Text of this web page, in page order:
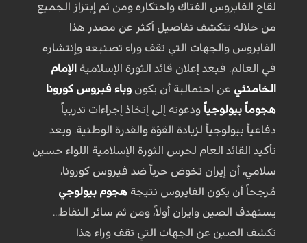
لقاح الفايروس الفتاك واحتكاره ومن ثم إبتزاز الجميع
من خلاله تتكشف تفاصيل أكثر عن مصدر هذا
الفايروس والجهات التي تقف وراء تصنيعه وإنتشاره
في العالم. فبعد إعلان قائد الثورة الإسلامية الإمام
الخامنئي عن احتمالية أن يكون وباء فيروس كورونا
هجوماً بيولوجياً ودعوته إلى إتخاذ إجراءات تدريباً
دفاعياً بيولوجياً لزيادة القوّة والقدرة الوطنية. وبعد
تأكيد القائد العام لحرس الثورة الإسلامية اللواء حسين
سلامي، أن إيران تخوض حرباً ضد فيروس كورونا،
مُرجحاً أن يكون الفايروس نتيجة هجوم بيولوجي
يستهدف الصين وايران أولاً، ومن ثم سائر النقاط...
تكشف الصين عن الجهات التي تقف وراء هذا